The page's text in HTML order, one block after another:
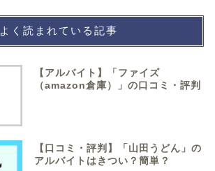
よく読まれている記事
【アルバイト】「ファイズ
（amazon倉庫）」の口コミ・評判
【口コミ・評判】「山田うどん」の
アルバイトはきつい？簡単？